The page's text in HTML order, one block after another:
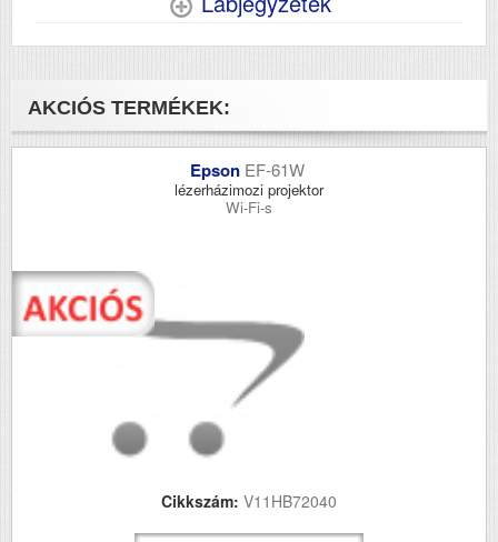
AKCIÓS TERMÉKEK:
Epson EF-61W
lézerházimozi projektor
Wi-Fi-s
Cikkszám: V11HB72040